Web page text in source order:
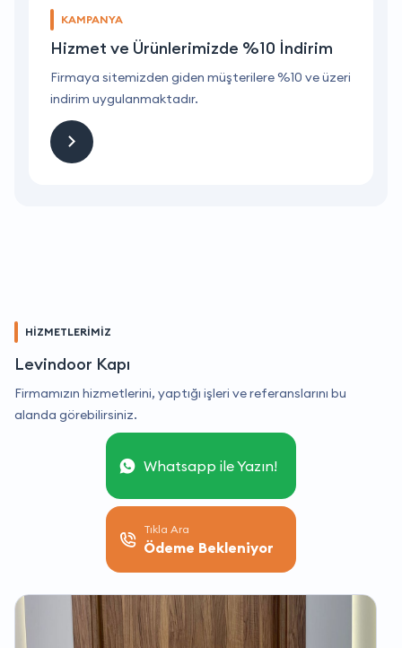
KAMPANYA
Hizmet ve Ürünlerimizde %10 İndirim
Firmaya sitemizden giden müşterilere %10 ve üzeri
indirim uygulanmaktadır.
HİZMETLERİMİZ
Levindoor Kapı
Firmamızın hizmetlerini, yaptığı işleri ve referanslarını bu
alanda görebilirsiniz.
Whatsapp ile Yazın!
Tıkla Ara
Ödeme Bekleniyor